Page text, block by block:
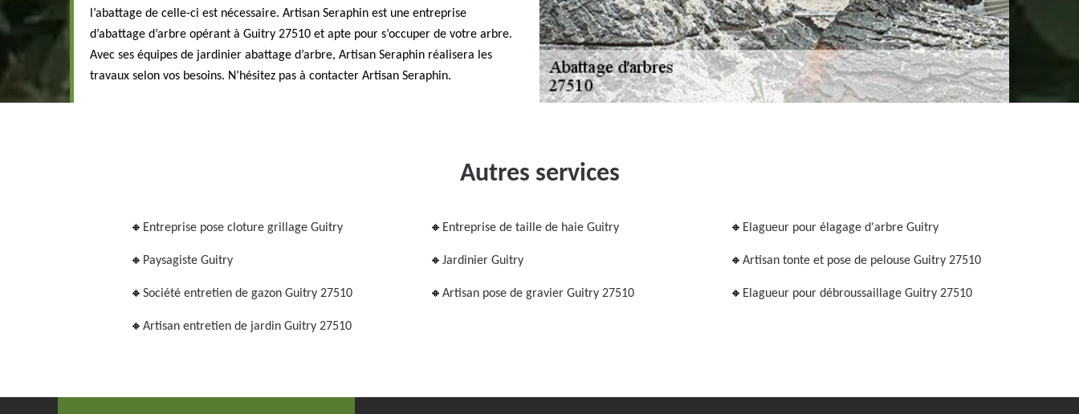
l’abattage de celle-ci est nécessaire. Artisan Seraphin est une entreprise
d’abattage d’arbre opérant à Guitry 27510 et apte pour s’occuper de votre arbre.
Avec ses équipes de jardinier abattage d’arbre, Artisan Seraphin réalisera les
travaux selon vos besoins. N’hésitez pas à contacter Artisan Seraphin.
Autres services
Entreprise pose cloture grillage Guitry Entreprise de taille de haie Guitry Elagueur pour élagage d'arbre Guitry
Paysagiste Guitry Jardinier Guitry Artisan tonte et pose de pelouse Guitry 27510
Société entretien de gazon Guitry 27510 Artisan pose de gravier Guitry 27510 Elagueur pour débroussaillage Guitry 27510
Artisan entretien de jardin Guitry 27510